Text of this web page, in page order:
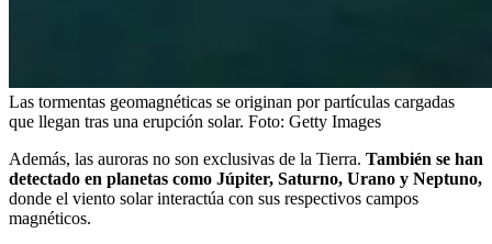
Las tormentas geomagnéticas se originan por partículas cargadas
que llegan tras una erupción solar. Foto: Getty Images
Además, las auroras no son exclusivas de la Tierra. También se han
detectado en planetas como Júpiter, Saturno, Urano y Neptuno,
donde el viento solar interactúa con sus respectivos campos
magnéticos.